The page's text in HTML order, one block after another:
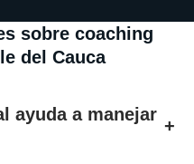
sobre coaching
del Cauca
ayuda a manejar
+